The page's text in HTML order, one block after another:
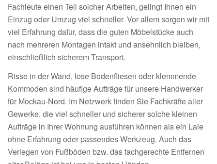
Fachleute einen Teil solcher Arbeiten, gelingt Ihnen ein
Einzug oder Umzug viel schneller. Vor allem sorgen wir mit
viel Erfahrung dafür, dass die guten Möbelstücke auch
nach mehreren Montagen intakt und ansehnlich bleiben,
einschließlich sicherem Transport.
Risse in der Wand, lose Bodenfliesen oder klemmende
Kommoden sind häufige Aufträge für unsere Handwerker
für Mockau-Nord. Im Netzwerk finden Sie Fachkräfte aller
Gewerke, die viel schneller und sicherer solche kleinen
Aufträge in Ihrer Wohnung ausführen können als ein Laie
ohne Erfahrung oder passendes Werkzeug. Auch das
Verlegen von Fußböden bzw. das fachgerechte Entfernen